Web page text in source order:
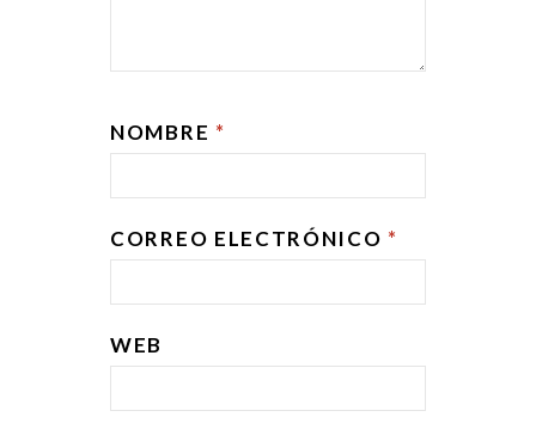
NOMBRE *
CORREO ELECTRÓNICO *
WEB